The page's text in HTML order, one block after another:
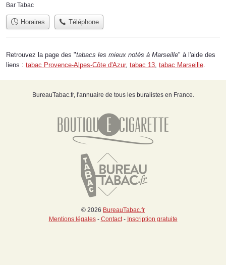
Bar Tabac
Horaires Téléphone
Retrouvez la page des "tabacs les mieux notés à Marseille" à l'aide des
liens : tabac Provence-Alpes-Côte d'Azur, tabac 13 tabac Marseille
BureauTabac.fr, l'annuaire de tous les buralistes en France.
© 2026 BureauTabac.fr
Mentions légales- Contact- Inscription gratuite